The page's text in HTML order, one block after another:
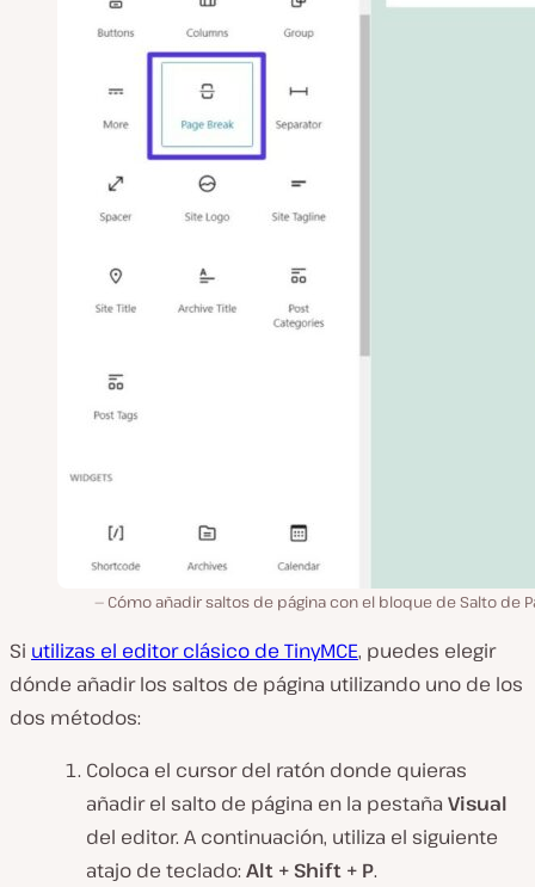
Cómo añadir saltos de página con el bloque de Salto de
Si utilizas el editor clásico de TinyMCE, puedes elegir
dónde añadir los saltos de página utilizando uno de los
dos métodos:
Coloca el cursor del ratón donde quieras
añadir el salto de página en la pestaña Visual
del editor. A continuación, utiliza el siguiente
atajo de teclado: Alt + Shift + P.